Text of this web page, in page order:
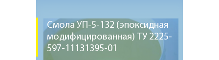
Смола УП-5-132 (эпоксидная
модифицированная) ТУ 2225-
597-11131395-01